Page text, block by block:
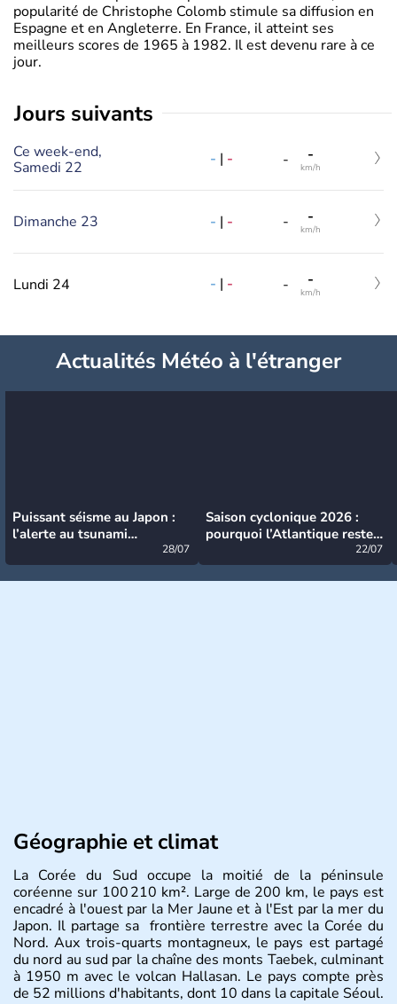
popularité de Christophe Colomb stimule sa diffusion en
Espagne et en Angleterre. En France, il atteint ses
meilleurs scores de 1965 à 1982. Il est devenu rare à ce
jour.
jours suivants
Ce week-end,
Samedi 22
- | - - -
km/h
Dimanche 23 - | - - -
km/h
Lundi 24 - | - - -
km/h
Actualités Météo à l'étranger
Puissant séisme au Japon :
l’alerte au tsunami
28/07
Saison cyclonique 2026 :
pourquoi l’Atlantique reste
22/07
Géographie et climat
La Corée du Sud occupe la moitié de la péninsule
coréenne sur 100 210 km². Large de 200 km, le pays est
encadré à l'ouest par la Mer Jaune et à l'Est par la mer du
Japon. Il partage sa frontière terrestre avec la Corée du
Nord. Aux trois-quarts montagneux, le pays est partagé
du nord au sud par la chaîne des monts Taebek, culminant
à 1950 m avec le volcan Hallasan. Le pays compte près
de 52 millions d'habitants, dont 10 dans la capitale Séoul.